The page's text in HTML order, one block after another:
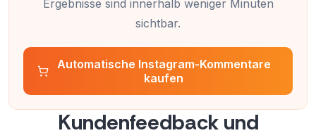
Ergebnisse sind innerhalb weniger Minuten
sichtbar.
Automatische Instagram-Kommentare
kaufen
Kundenfeedback und
AC